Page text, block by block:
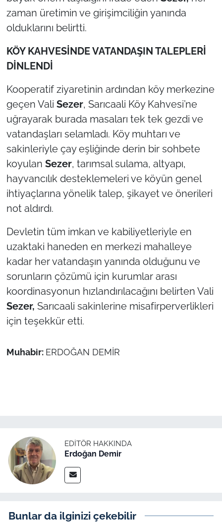
zaman üretimin ve girişimciliğin yanında
olduklarını belirtti.
KÖY KAHVESİNDE VATANDAŞIN TALEPLERİ
DİNLENDİ
Kooperatif ziyaretinin ardından köy merkezine
geçen Vali Sezer, Sarıcaali Köy Kahvesi’ne
uğrayarak burada masaları tek tek gezdi ve
vatandaşları selamladı. Köy muhtarı ve
sakinleriyle çay eşliğinde derin bir sohbete
koyulan Sezer, tarımsal sulama, altyapı,
hayvancılık desteklemeleri ve köyün genel
ihtiyaçlarına yönelik talep, şikayet ve önerileri
not aldırdı.
Devletin tüm imkan ve kabiliyetleriyle en
uzaktaki haneden en merkezi mahalleye
kadar her vatandaşın yanında olduğunu ve
sorunların çözümü için kurumlar arası
koordinasyonun hızlandırılacağını belirten Vali
Sezer, Sarıcaali sakinlerine misafirperverlikleri
için teşekkür etti.
Muhabir: ERDOĞAN DEMİR
EDITÖR HAKKINDA
Erdoğan Demir
Bunlar da ilginizi çekebilir